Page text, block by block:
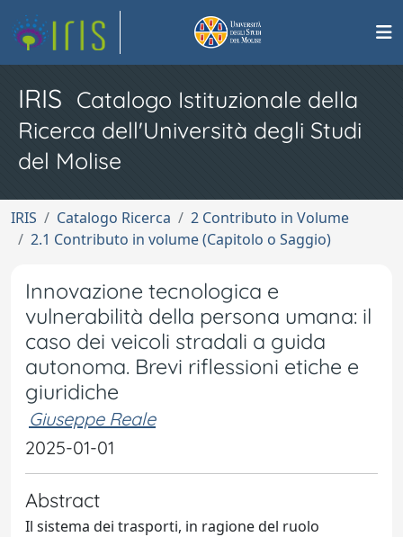
IRIS Catalogo Istituzionale della
Ricerca dell'Università degli Studi
del Molise
IRIS Catalogo Ricerca
2 Contributo in Volume
2.1 Contributo in volume (Capitolo o Saggio)
Innovazione tecnologica e
vulnerabilità della persona umana: il
caso dei veicoli stradali a guida
autonoma. Brevi riflessioni etiche e
giuridiche
Giuseppe Reale
2025-01-01
Abstract
Il sistema dei trasporti, in ragione del ruolo